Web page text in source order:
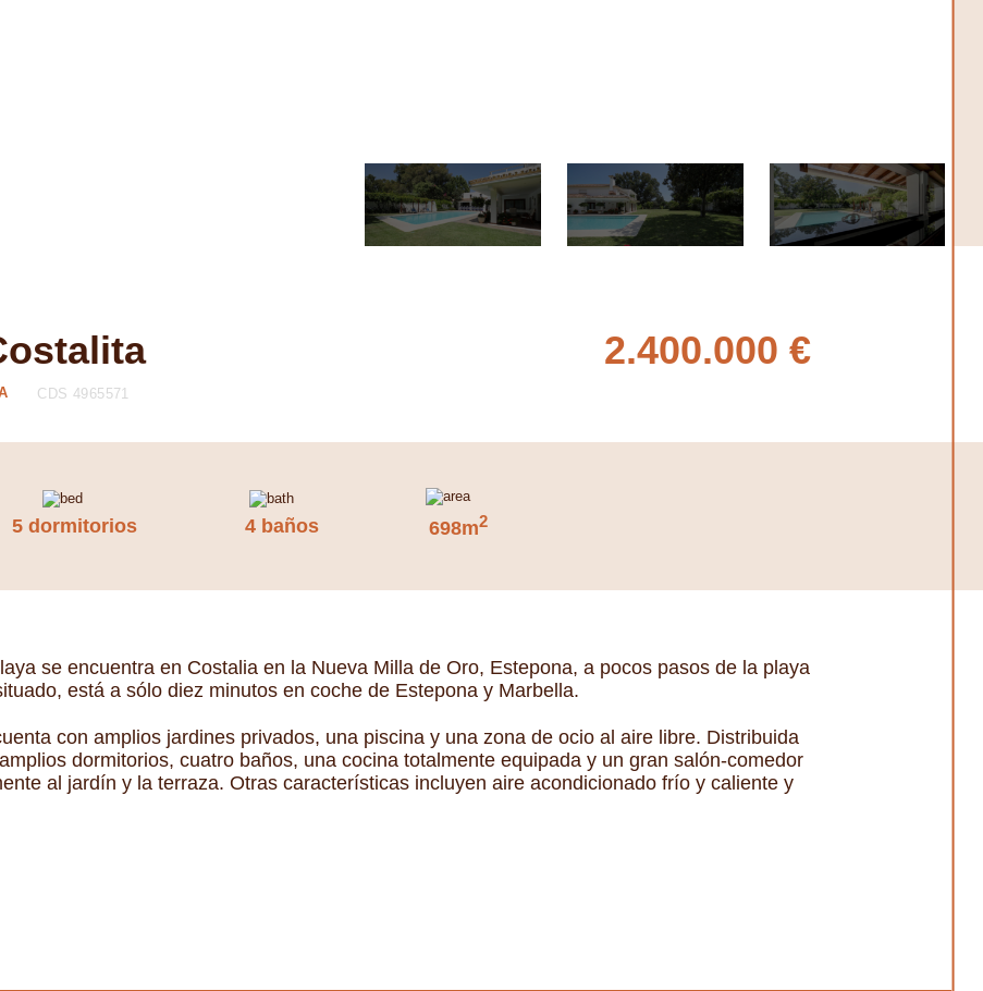
CDS 4965571
2.400.000 €
5 dormitorios 4 baños 698m2
se encuentra en Costalia en la Nueva Milla de Oro, Estepona, a pocos pasos de la playa
está a sólo diez minutos en coche de Estepona y Marbella.
con amplios jardines privados, una piscina y una zona de ocio al aire libre. Distribuida
dormitorios, cuatro baños, una cocina totalmente equipada y un gran salón-comedor
al jardín y la terraza. Otras características incluyen aire acondicionado frío y caliente y